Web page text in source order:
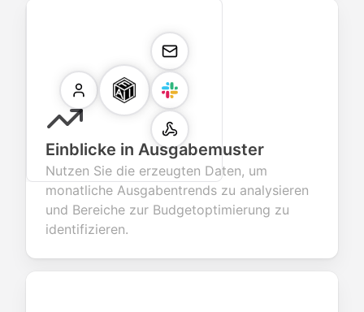
Einblicke in Ausgabemuster
Nutzen Sie die erzeugten Daten, um
monatliche Ausgabentrends zu analysieren
und Bereiche zur Budgetoptimierung zu
identifizieren.